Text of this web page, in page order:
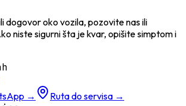
dogovor oko vozila, pozovite nas ili
niste sigurni šta je kvar, opišite simptom i
→ Ruta do servisa →